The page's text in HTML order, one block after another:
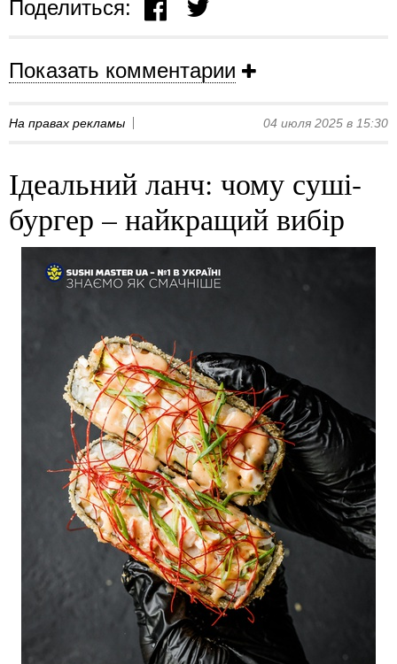
Поделиться:
Показать комментарии
На правах рекламы 04 июля 2025 в 15:30
Ідеальний ланч: чому суші-
бургер – найкращий вибір